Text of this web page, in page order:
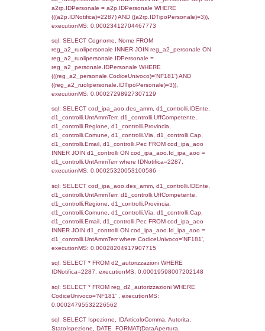
sql: SELECT `tablename`, `userlevelid`,
`userlevelpermissions` WHERE `userlevelid`
sql: SELECT a1.RagioneSociale,
localita, el_prov.citta AS provincia,
DATE(n.DataInvioNotifica) as
n.FileNotificaZip, n.DataFileNotificaZip
LEFT JOIN infostabilimento i ON
n.CodiceUnivoco LEFT JOIN
a1.CodiceUnivoco = n.CodiceUnivoco LEFT
el_comuni AS el_com ON a1.ComuneStab =
el_com.IstComune LEFT JOIN el_province
n.IDNotifica = 2287;, executionMS:
0.00045895576477051
sql: SELECT a1_stabilimento.*,
ComuneST, el_province.citta as
as ComuneSL, el_province_1.citta as
el_regioni_1.Regione as RegioneSL FROM
(((((a1_stabilimento LEFT JOIN el_comuni
LEFT JOIN el_province ON